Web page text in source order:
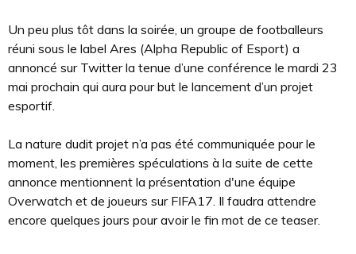
Un peu plus tôt dans la soirée, un groupe de footballeurs
réuni sous le label Ares (Alpha Republic of Esport) a
annoncé sur Twitter la tenue d’une conférence le mardi 23
mai prochain qui aura pour but le lancement d’un projet
esportif.
La nature dudit projet n’a pas été communiquée pour le
moment, les premières spéculations à la suite de cette
annonce mentionnent la présentation d'une équipe
Overwatch et de joueurs sur FIFA17. Il faudra attendre
encore quelques jours pour avoir le fin mot de ce teaser.